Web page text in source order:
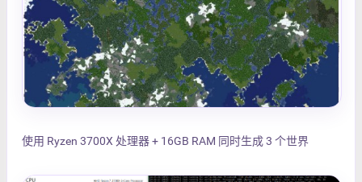
使用 Ryzen 3700X 处理器 + 16GB RAM 同时生成 3 个世界